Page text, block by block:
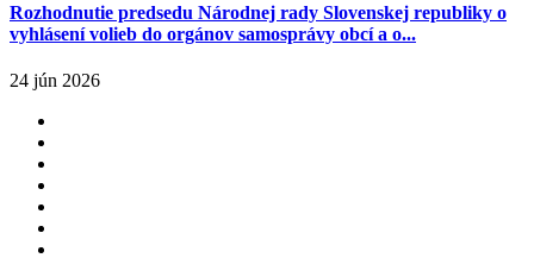
Rozhodnutie predsedu Národnej rady Slovenskej republiky o
vyhlásení volieb do orgánov samosprávy obcí a o...
24 jún 2026